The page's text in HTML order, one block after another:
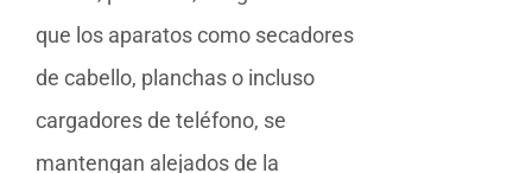
que los aparatos como secadores
de cabello, planchas o incluso
cargadores de teléfono, se
mantengan alejados de la